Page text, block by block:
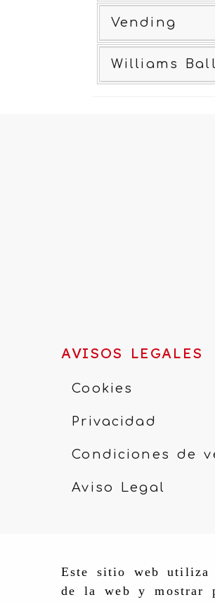
Este sitio web utiliza
de la web y mostrar
Vending
Williams
AVISOS LEGALES
Cookies
Privacidad
Condiciones de
Aviso Legal